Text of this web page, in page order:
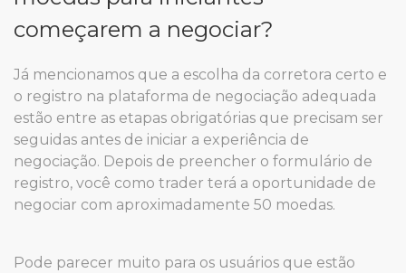
começarem a negociar?
Já mencionamos que a escolha da corretora certo e
o registro na plataforma de negociação adequada
estão entre as etapas obrigatórias que precisam ser
seguidas antes de iniciar a experiência de
negociação. Depois de preencher o formulário de
registro, você como trader terá a oportunidade de
negociar com aproximadamente 50 moedas.
Pode parecer muito para os usuários que estão